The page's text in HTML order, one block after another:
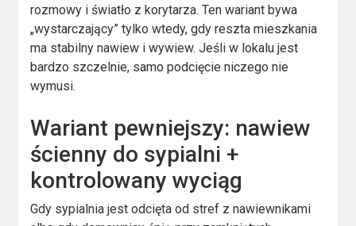
rozmowy i światło z korytarza. Ten wariant bywa
„wystarczający” tylko wtedy, gdy reszta mieszkania
ma stabilny nawiew i wywiew. Jeśli w lokalu jest
bardzo szczelnie, samo podcięcie niczego nie
wymusi.
Wariant pewniejszy: nawiew
ścienny do sypialni +
kontrolowany wyciąg
Gdy sypialnia jest odcięta od stref z nawiewnikami